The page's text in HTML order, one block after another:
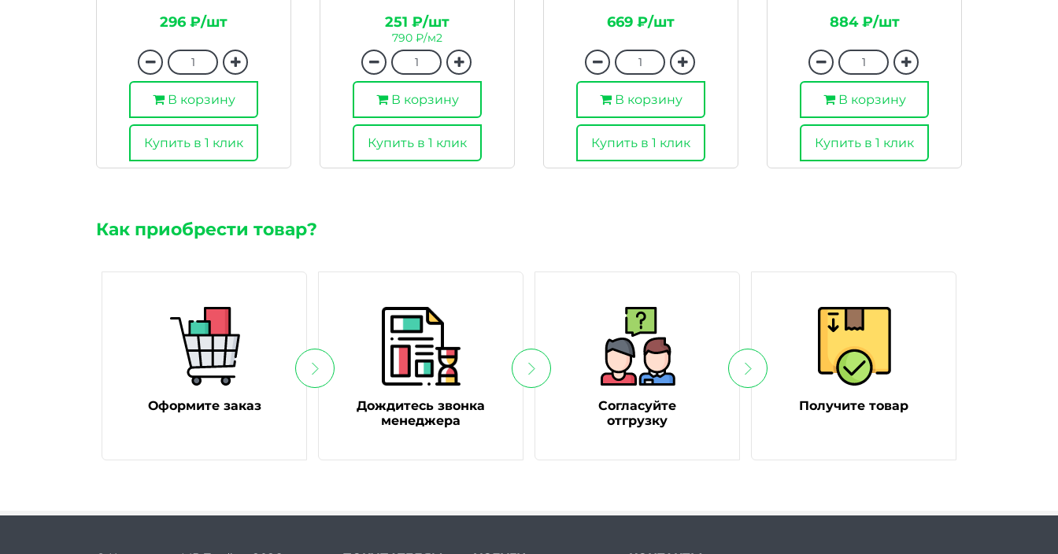
296 ₽/шт
В корзину
Купить в 1 клик
251 ₽/шт
790 ₽/м2
В корзину
Купить в 1 клик
669 ₽/шт
В корзину
Купить в 1 клик
884 ₽/шт
В корзину
Купить в 1 клик
Как приобрести товар?
Оформите заказ
Дождитесь звонка
менеджера
Согласуйте
отгрузку
Получите товар